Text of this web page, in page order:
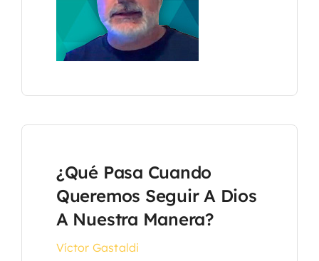
¿Qué Pasa Cuando
Queremos Seguir A Dios
A Nuestra Manera?
Víctor Gastaldi